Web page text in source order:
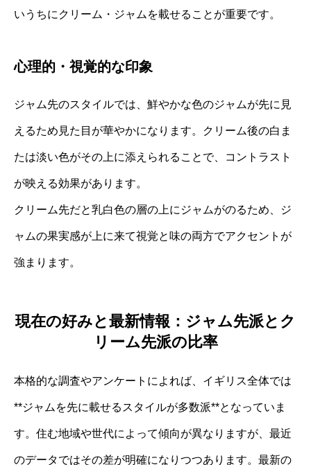
いうちにクリーム・ジャムを載せることが重要です。
心理的・視覚的な印象
ジャム先のスタイルでは、鮮やかな色のジャムが先に見
えるため見た目が華やかになります。クリーム後の白ま
たは淡い色がその上に添えられることで、コントラスト
が映える効果があります。
クリーム先だと乳白色の層の上にジャムがのるため、ジ
ャムの果実感が上に来て視覚と味の両方でアクセントが
強まります。
現在の好みと最新情報：ジャム先派とク
リーム先派の比率
本格的な調査やアンケートによれば、イギリス全体では
**ジャムを先に載せるスタイルが多数派**となっていま
す。住む地域や世代によって傾向が異なりますが、最近
のデータではその差が明確になりつつあります。最新の